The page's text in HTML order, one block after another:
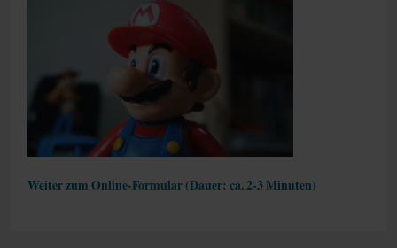
Weiter zum Online-Formular (Dauer: ca. 2-3 Minuten)